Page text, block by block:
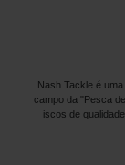
Nash Tackle é
campo da "Pesca
iscos de